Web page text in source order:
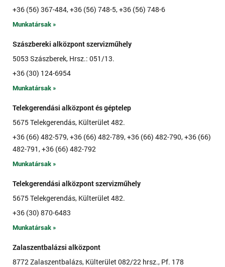
+36 (56) 367-484, +36 (56) 748-5, +36 (56) 748-6
Munkatársak »
Szászbereki alközpont szervizműhely
5053 Szászberek, Hrsz.: 051/13.
+36 (30) 124-6954
Munkatársak »
Telekgerendási alközpont és géptelep
5675 Telekgerendás, Külterület 482.
+36 (66) 482-579, +36 (66) 482-789, +36 (66) 482-790, +36 (66)
482-791, +36 (66) 482-792
Munkatársak »
Telekgerendási alközpont szervizműhely
5675 Telekgerendás, Külterület 482.
+36 (30) 870-6483
Munkatársak »
Zalaszentbalázsi alközpont
8772 Zalaszentbalázs, Külterület 082/22 hrsz., Pf. 178